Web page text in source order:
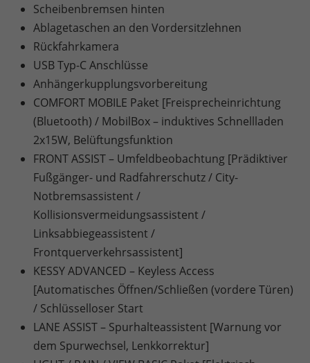
Scheibenbremsen hinten
Ablagetaschen an den Vordersitzlehnen
Rückfahrkamera
USB Typ-C Anschlüsse
Anhängerkupplungsvorbereitung
COMFORT MOBILE Paket [Freisprecheinrichtung
(Bluetooth) / MobilBox – induktives Schnellladen
2x15W, Belüftungsfunktion
FRONT ASSIST – Umfeldbeobachtung [Prädiktiver
Fußgänger- und Radfahrerschutz / City-
Notbremsassistent /
Kollisionsvermeidungsassistent /
Linksabbiegeassistent /
Frontquerverkehrsassistent]
KESSY ADVANCED – Keyless Access
[Automatisches Öffnen/Schließen (vordere Türen)
/ Schlüsselloser Start
LANE ASSIST – Spurhalteassistent [Warnung vor
dem Spurwechsel, Lenkkorrektur]